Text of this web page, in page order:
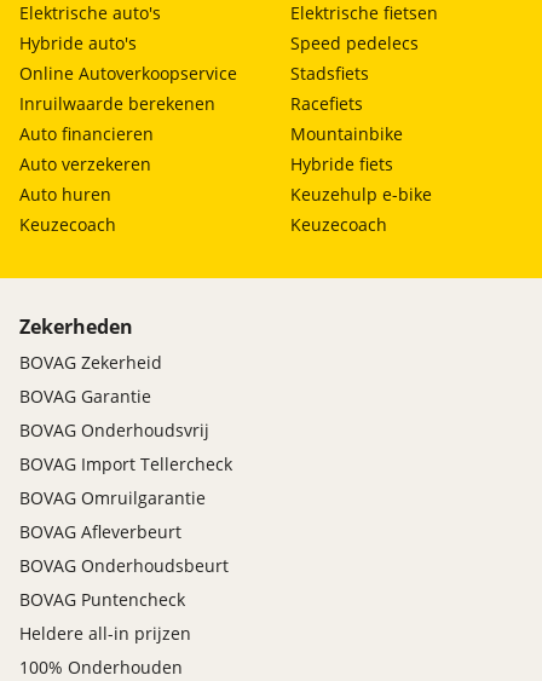
Elektrische auto's
Hybride auto's
Online Autoverkoopservice
Inruilwaarde berekenen
Auto financieren
Auto verzekeren
Auto huren
Keuzecoach
Elektrische fietsen
Speed pedelecs
Stadsfiets
Racefiets
Mountainbike
Hybride fiets
Keuzehulp e-bike
Keuzecoach
Zekerheden
BOVAG Zekerheid
BOVAG Garantie
BOVAG Onderhoudsvrij
BOVAG Import Tellercheck
BOVAG Omruilgarantie
BOVAG Afleverbeurt
BOVAG Onderhoudsbeurt
BOVAG Puntencheck
Heldere all-in prijzen
100% Onderhouden